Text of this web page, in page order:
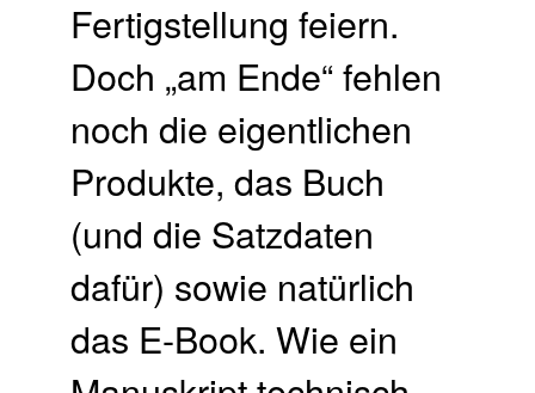
Fertigstellung feiern.
Doch „am Ende“ fehlen
noch die eigentlichen
Produkte, das Buch
(und die Satzdaten
dafür) sowie natürlich
das E-Book.Wie ein